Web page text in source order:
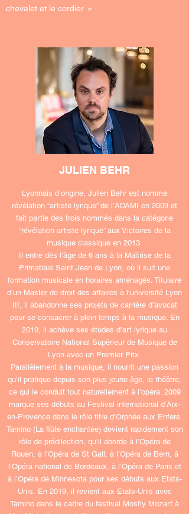
chevalet et le cordier. »
JULIEN BEHR
Lyonnais d’origine, Julien Behr est nommé
révélation “artiste lyrique” de l’ADAMI en 2009 et
fait partie des trois nommés dans la catégorie
“révélation artiste lyrique” aux Victoires de la
musique classique en 2013.
Il entre dès l’âge de 6 ans à la Maîtrise de la
Primatiale Saint Jean de Lyon, où il suit une
formation musicale en horaires aménagés. Titulaire
d’un Master de droit des affaires à l’université Lyon
III, il abandonne ses projets de carrière d’avocat
pour se consacrer à plein temps à la musique. En
2010, il achève ses études d’art lyrique au
Conservatoire National Supérieur de Musique de
Lyon avec un Premier Prix.
Parallèlement à la musique, il nourrit une passion
qu’il pratique depuis son plus jeune âge, le théâtre,
ce qui le conduit tout naturellement à l’opéra. 2009
marque ses débuts au Festival international d’Aix-
en-Provence dans le rôle titre d’Orphée aux Enfers.
Tamino (La flûte enchantée) devient rapidement son
rôle de prédilection, qu’il aborde à l’Opéra de
Rouen, à l’Opéra de St Gall, à l’Opéra de Bern, à
l’Opéra national de Bordeaux, à l’Opéra de Paris et
à l’Opéra de Minnesota pour ses débuts aux Etats-
Unis. En 2019, il revient aux Etats-Unis avec
Tamino dans le cadre du festival Mostly Mozart à